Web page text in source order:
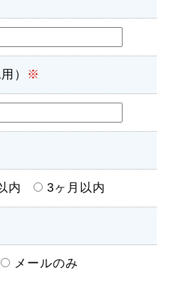
） ※
内 3ヶ月以内
メールのみ